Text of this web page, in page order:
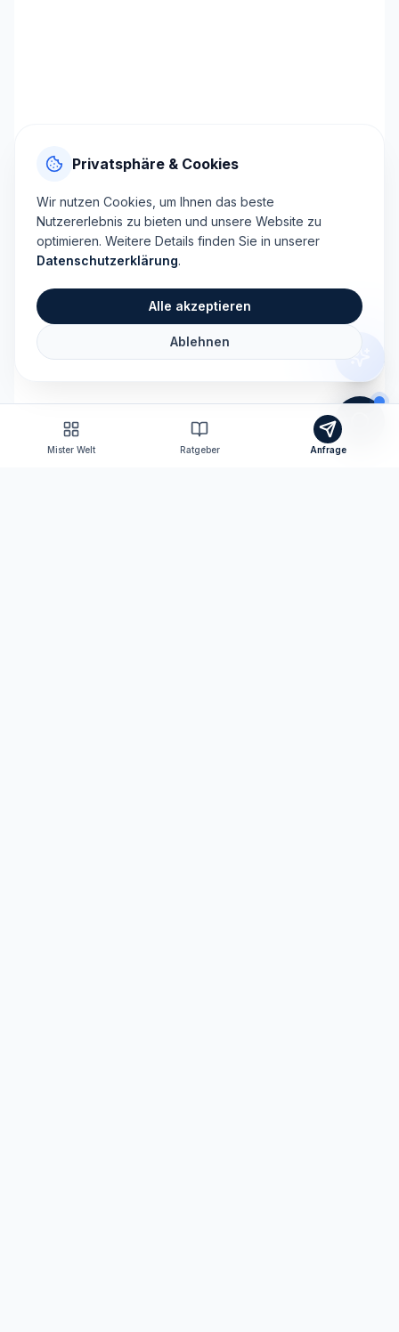
Privatsphäre & Cookies
Wir nutzen Cookies, um Ihnen das beste
Nutzererlebnis zu bieten und unsere Website zu
optimieren. Weitere Details finden Sie in unserer
Datenschutzerklärung.
Alle akzeptieren
Ablehnen
Mister Welt Ratgeber Anfrage